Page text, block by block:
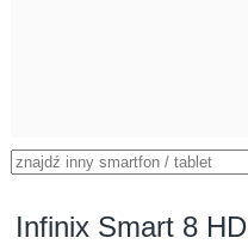
Infinix Smart 8 HD